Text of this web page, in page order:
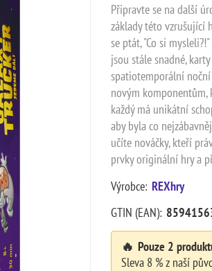
Připravte se na další
základy této vzrušující
se ptát, "Co si
jsou stále snadné,
spatiotemporální
novým komponentům,
každý má unikátní
aby byla co
učíte nováčky, kteří
prvky originální hry a
Výrobce: REXhry
GTIN (EAN):
🔥 Pouze 2
Sleva 8 % z naší